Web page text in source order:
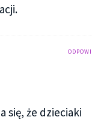
się, że dzieciaki